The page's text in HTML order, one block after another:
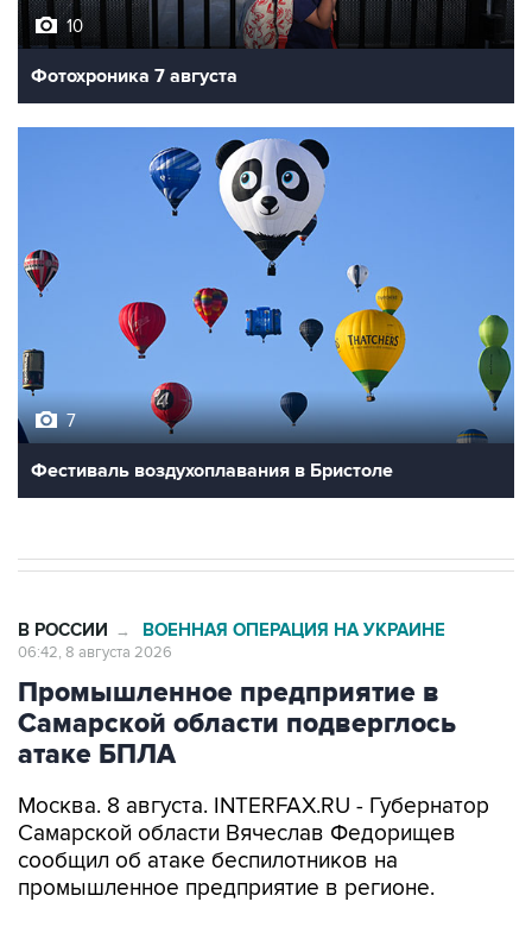
10
Фотохроника 7 августа
7
Фестиваль воздухоплавания в Бристоле
В РОССИИ → ВОЕННАЯ ОПЕРАЦИЯ НА УКРАИНЕ
06:42, 8 августа 2026
Промышленное предприятие в
Самарской области подверглось
атаке БПЛА
Москва. 8 августа. INTERFAX.RU - Губернатор
Самарской области Вячеслав Федорищев
сообщил об атаке беспилотников на
промышленное предприятие в регионе.